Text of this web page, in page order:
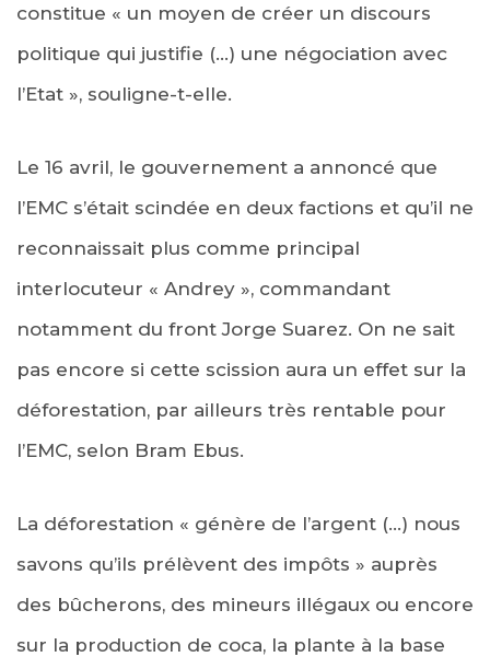
constitue « un moyen de créer un discours
politique qui justifie (…) une négociation avec
l’Etat », souligne-t-elle.
Le 16 avril, le gouvernement a annoncé que
l’EMC s’était scindée en deux factions et qu’il ne
reconnaissait plus comme principal
interlocuteur « Andrey », commandant
notamment du front Jorge Suarez. On ne sait
pas encore si cette scission aura un effet sur la
déforestation, par ailleurs très rentable pour
l’EMC, selon Bram Ebus.
La déforestation « génère de l’argent (…) nous
savons qu’ils prélèvent des impôts » auprès
des bûcherons, des mineurs illégaux ou encore
sur la production de coca, la plante à la base